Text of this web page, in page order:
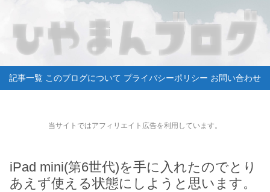
記事一覧 このブログについて プライバシーポリシー お問い合わせ
当サイトではアフィリエイト広告を利用しています。
iPad mini(第6世代)を手に入れたのでとり
あえず使える状態にしようと思います。